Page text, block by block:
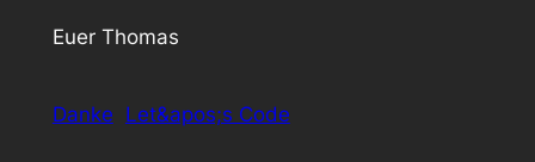
Euer Thomas
Danke Let&apos;s Code